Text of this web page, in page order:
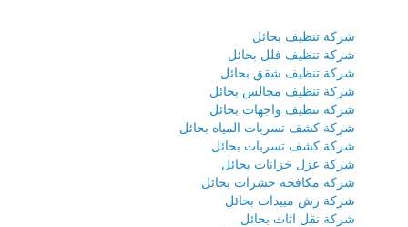
شركة تنظيف بحائل
شركة تنظيف فلل بحائل
شركة تنظيف شقق بحائل
شركة تنظيف مجالس بحائل
شركة تنظيف واجهات بحائل
شركة كشف تسربات المياه بحائل
شركة كشف تسربات بحائل
شركة عزل خزانات بحائل
شركة مكافحة حشرات بحائل
شركة رش مبيدات بحائل
شركة نقل اثاث بحائل